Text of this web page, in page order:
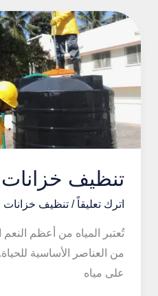
تنظيف خزانات
اترك تعليقاً / تنظيف خزانات
تُعتبر المياه من أعظم النعم
من العناصر الأساسية
على مياه